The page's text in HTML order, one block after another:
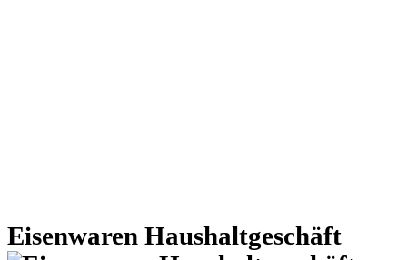
Eisenwaren Haushaltgeschäft